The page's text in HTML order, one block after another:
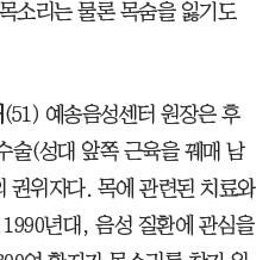
소리는 물론 목숨을 잃기도
(51) 예송음성센터 원장은 후
술(성대 앞쪽 근육을 꿰매 남
권위자다. 목에 관련된 치료와
년대, 음성 질환에 관심을